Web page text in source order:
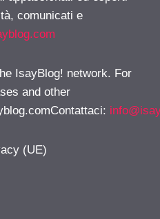
comunicati e
IsayBlog! network. For
and other
:
(UE)